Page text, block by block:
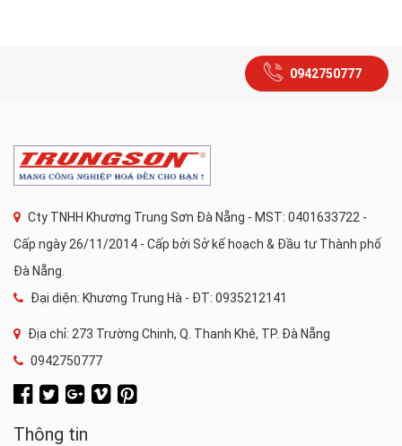
0942750777
Cty TNHH Khương Trung Sơn Đà Nẵng - MST: 0401633722 -
Cấp ngày 26/11/2014 - Cấp bởi Sở kế hoạch & Đầu tư Thành phố
Đà Nẵng.
Đại diện: Khương Trung Hà - ĐT: 0935212141
Địa chỉ: 273 Trường Chinh, Q. Thanh Khê, TP. Đà Nẵng
0942750777
Thông tin